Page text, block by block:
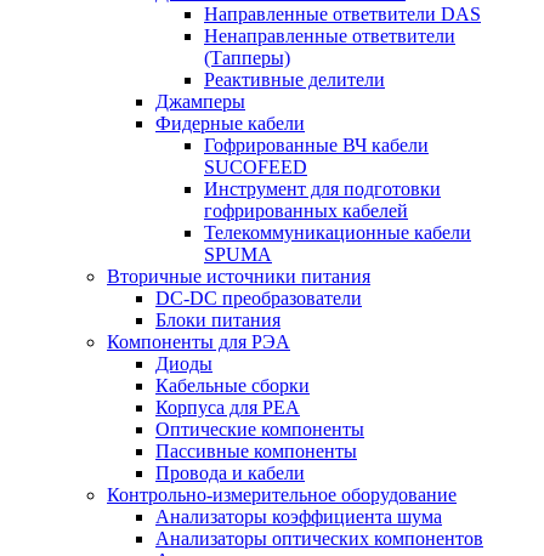
Направленные ответвители DAS
Ненаправленные ответвители
(Тапперы)
Реактивные делители
Джамперы
Фидерные кабели
Гофрированные ВЧ кабели
SUCOFEED
Инструмент для подготовки
гофрированных кабелей
Телекоммуникационные кабели
SPUMA
Вторичные источники питания
DC-DC преобразователи
Блоки питания
Компоненты для РЭА
Диоды
Кабельные сборки
Корпуса для РЕА
Оптические компоненты
Пассивные компоненты
Провода и кабели
Контрольно-измерительное оборудование
Анализаторы коэффициента шума
Анализаторы оптических компонентов